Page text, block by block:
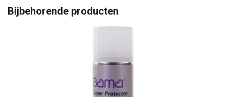
Bijbehorende producten